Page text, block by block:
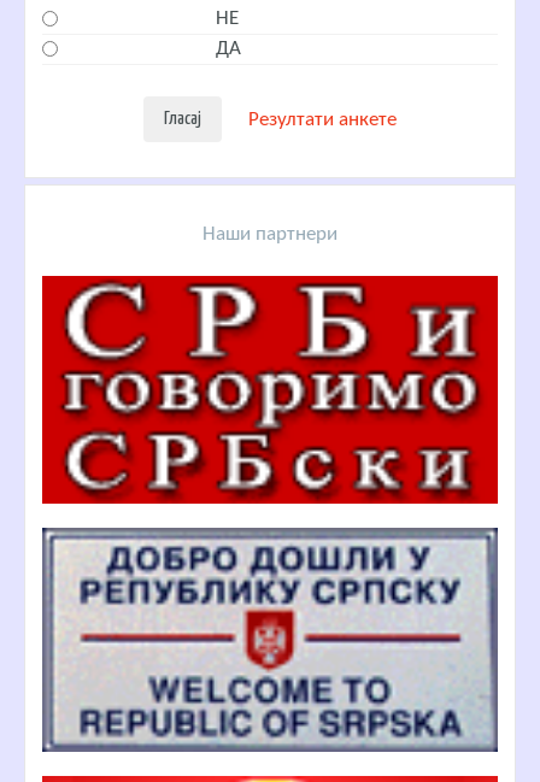
НЕ
ДА
Резултати анкете
Наши партнери